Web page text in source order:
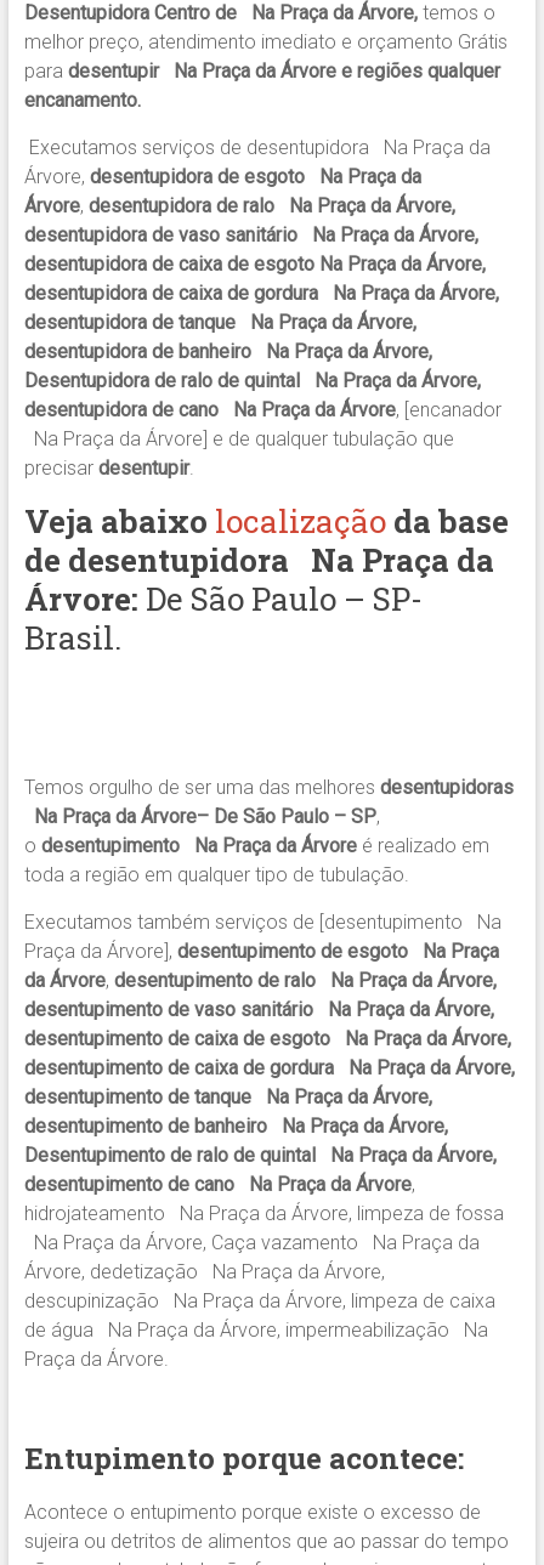
Desentupidora Centro de Na Praça da Árvore, temos o
melhor preço, atendimento imediato e orçamento Grátis
para desentupir Na Praça da Árvore e regiões qualquer
encanamento.
Executamos serviços de desentupidora Na Praça da
Árvore, desentupidora de esgoto Na Praça da
Árvore, desentupidora de ralo Na Praça da Árvore,
desentupidora de vaso sanitário Na Praça da Árvore,
desentupidora de caixa de esgoto Na Praça da Árvore,
desentupidora de caixa de gordura Na Praça da Árvore,
desentupidora de tanque Na Praça da Árvore,
desentupidora de banheiro Na Praça da Árvore,
Desentupidora de ralo de quintal Na Praça da Árvore,
desentupidora de cano Na Praça da Árvore, [encanador
Na Praça da Árvore] e de qualquer tubulação que
precisar desentupir.
Veja abaixo localização da base
de desentupidora Na Praça da
Árvore: De São Paulo – SP-
Brasil.
Temos orgulho de ser uma das melhores desentupidoras
Na Praça da Árvore– De São Paulo – SP,
o desentupimento Na Praça da Árvore é realizado em
toda a região em qualquer tipo de tubulação.
Executamos também serviços de [desentupimento Na
Praça da Árvore], desentupimento de esgoto Na Praça
da Árvore, desentupimento de ralo Na Praça da Árvore,
desentupimento de vaso sanitário Na Praça da Árvore,
desentupimento de caixa de esgoto Na Praça da Árvore,
desentupimento de caixa de gordura Na Praça da Árvore,
desentupimento de tanque Na Praça da Árvore,
desentupimento de banheiro Na Praça da Árvore,
Desentupimento de ralo de quintal Na Praça da Árvore,
desentupimento de cano Na Praça da Árvore,
hidrojateamento Na Praça da Árvore, limpeza de fossa
Na Praça da Árvore, Caça vazamento Na Praça da
Árvore, dedetização Na Praça da Árvore,
descupinização Na Praça da Árvore, limpeza de caixa
de água Na Praça da Árvore, impermeabilização Na
Praça da Árvore.
Entupimento porque acontece:
Acontece o entupimento porque existe o excesso de
sujeira ou detritos de alimentos que ao passar do tempo